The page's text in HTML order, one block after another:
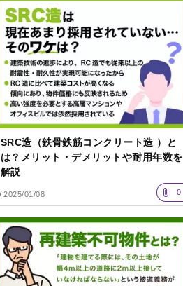
SRC造（鉄骨鉄筋コンクリート造 ）と
は？メリット・デメリットや耐用年数を
解説
2025/01/08 0